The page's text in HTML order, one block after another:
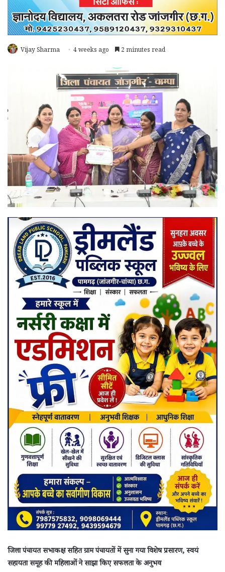
Vijay Sharma 4 weeks ago 2 minutes read
जिला पंचायत सभाकक्ष सहित ग्राम पंचायतों में सुना गया विशेष प्रसारण, स्वयं
सहायता समूह की महिलाओं ने साझा किए सफलता के अनुभव